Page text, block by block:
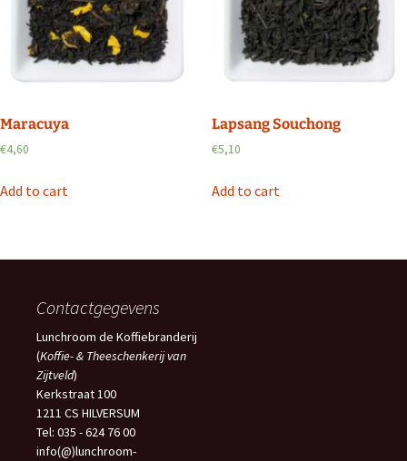
Maracuya
€4,60
Add to cart
Lapsang Souchong
€5,10
Add to cart
Contactgegevens
Lunchroom de Koffiebranderij
(Koffie- & Theeschenkerij van
Zijtveld)
Kerkstraat 100
1211 CS HILVERSUM
Tel: 035 - 624 76 00
info(@)lunchroom-